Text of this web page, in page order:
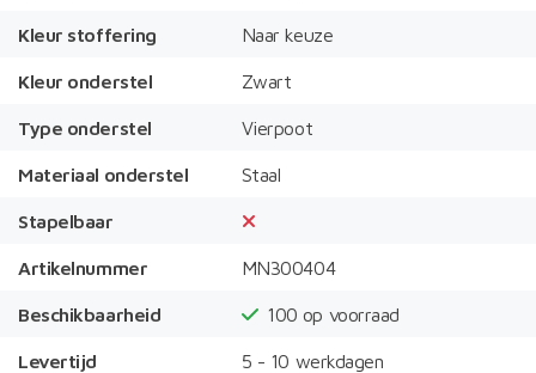
Kleur stoffering Naar keuze
Kleur onderstel Zwart
Type onderstel Vierpoot
Materiaal onderstel Staal
Stapelbaar
Artikelnummer MN300404
Beschikbaarheid 100 op voorraad
Levertijd 5 - 10 werkdagen